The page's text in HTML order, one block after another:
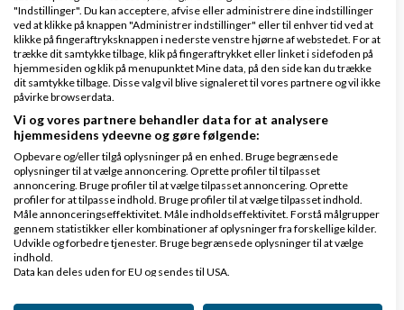
Klar lønnen med Danløn
Lav løn på et øjeblik–nemt, sikkert
og billigt. Opret gratis konto.
www.danlon.dk/
Køb en virksomhed
Køb en virksomhed med
kunder og omsætning hos Saxis
www.saxis.dk
Dinero Regnskabsprogram
Opret nemt og hurtigt fakturaer
"Indstillinger". Du kan acceptere, afvise eller administrere dine indstillinger
ved at klikke på knappen "Administrer indstillinger" eller til enhver tid ved at
klikke på fingeraftryksknappen i nederste venstre hjørne af webstedet. For at
trække dit samtykke tilbage, klik på fingeraftrykket eller linket i sidefoden på
hjemmesiden og klik på menupunktet Mine data, på den side kan du trække
dit samtykke tilbage. Disse valg vil blive signaleret til vores partnere og vil ikke
påvirke browserdata.
Vi og vores partnere behandler data for at analysere
hjemmesidens ydeevne og gøre følgende:
Opbevare og/eller tilgå oplysninger på en enhed. Bruge begrænsede
oplysninger til at vælge annoncering. Oprette profiler til tilpasset
annoncering. Bruge profiler til at vælge tilpasset annoncering. Oprette
profiler for at tilpasse indhold. Bruge profiler til at vælge tilpasset indhold.
Måle annonceringseffektivitet. Måle indholdseffektivitet. Forstå målgrupper
gennem statistikker eller kombinationer af oplysninger fra forskellige kilder.
Udvikle og forbedre tjenester. Bruge begrænsede oplysninger til at vælge
indhold.
Data kan deles uden for EU og sendes til USA.